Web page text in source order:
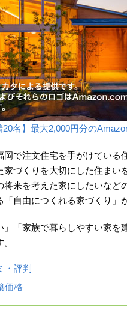
20名】最大2,000円分の
で注文住宅を手がけている
家づくりを大切にした住まい
来を考えた家にしたいなど
自由につくれる家づくり」
」「家族で暮らしやすい家
・評判
価格